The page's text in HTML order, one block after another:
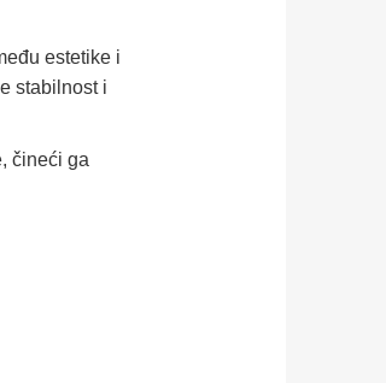
estetike i
stabilnost i
čineći ga